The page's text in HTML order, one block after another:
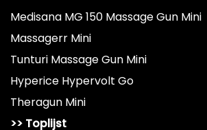
Medisana MG 150 Massage Gun Mini
Massagerr Mini
Tunturi Massage Gun Mini
Hyperice Hypervolt Go
Theragun Mini
>> Toplijst